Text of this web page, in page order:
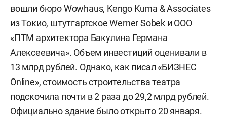
вошли бюро Wowhaus, Kengo Kuma & Associates
из Токио, штутгартское Werner Sobek и ООО
«ПТМ архитектора Бакулина Германа
Алексеевича». Объем инвестиций оценивали в
13 млрд рублей. Однако, как писал «БИЗНЕС
Online», стоимость строительства театра
подскочила почти в 2 раза до 29,2 млрд рублей.
Официально зданиебыло открыто20 января.